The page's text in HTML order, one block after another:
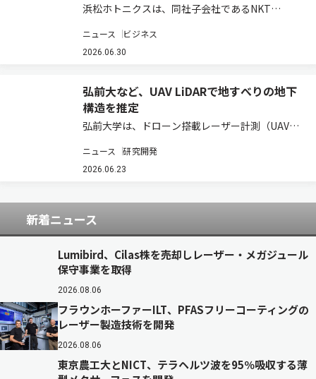
浜松ホトニクスは、同社子会社であるNKT
Hamamatsu Photonics A/Sに変更し、浜松ホト
ニクスグループにおけるレーザ＆ファイバ事業ユ
ニュース ビジネス
2026.06.30
弘前大など、UAV LiDARで地すべりの地下
構造を推定
弘前大学は、ドローン搭載レーザー計測（UAV
の地下にある「すべり面」の形状を推定する新た
な技術を開発したと発表した（ニュースリリー
ニュース 研究開発
2026.06.23
新着ニュース
Lumibird、Cilas株を売却しレーザー・メガジュール
保守事業を取得
2026.08.06
フラウンホーファーILT、PFASフリーコーティングの
レーザー製造技術を開発
2026.08.06
東京農工大とNICT、テラヘルツ波を95％吸収する薄